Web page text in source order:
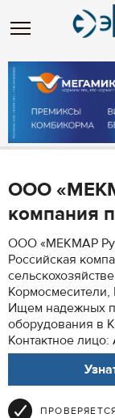
ООО
компания
ООО «МЕКМАР
Российская
Ищем надежных
оборудования в
Контактное